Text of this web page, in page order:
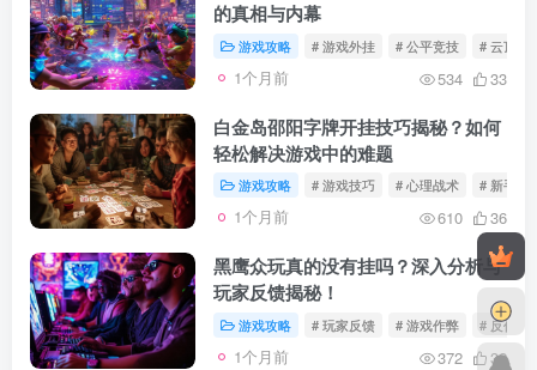
的真相与内幕
游戏攻略 # 游戏外挂 # 公平竞技 # 云顶娱
1个月前 534 33
白金岛邵阳字牌开挂技巧揭秘？如何
轻松解决游戏中的难题
游戏攻略 # 游戏技巧 # 心理战术 # 新手攻
1个月前 610 36
黑鹰众玩真的没有挂吗？深入分析与
玩家反馈揭秘！
游戏攻略 # 玩家反馈 # 游戏作弊 # 反作弊
1个月前 372 32